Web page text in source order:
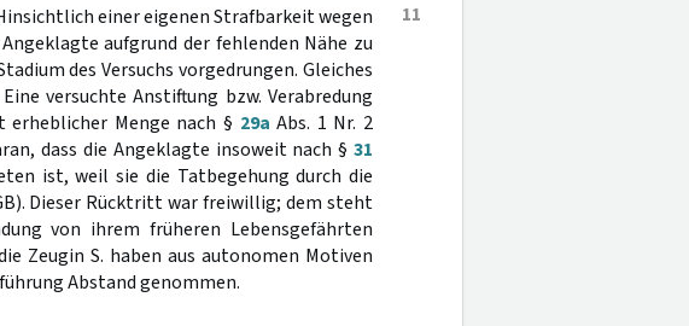
11
einer eigenen Strafbarkeit wegen
aufgrund der fehlenden Nähe zu
des Versuchs vorgedrungen. Gleiches
versuchte Anstiftung bzw. Verabredung
Menge nach § 29a Abs. 1 Nr. 2
dass die Angeklagte insoweit nach §31
ist, weil sie die Tatbegehung durch die
Dieser Rücktritt war freiwillig; dem steht
von ihrem früheren Lebensgefährten
Zeugin S. haben aus autonomen Motiven
Abstand genommen.